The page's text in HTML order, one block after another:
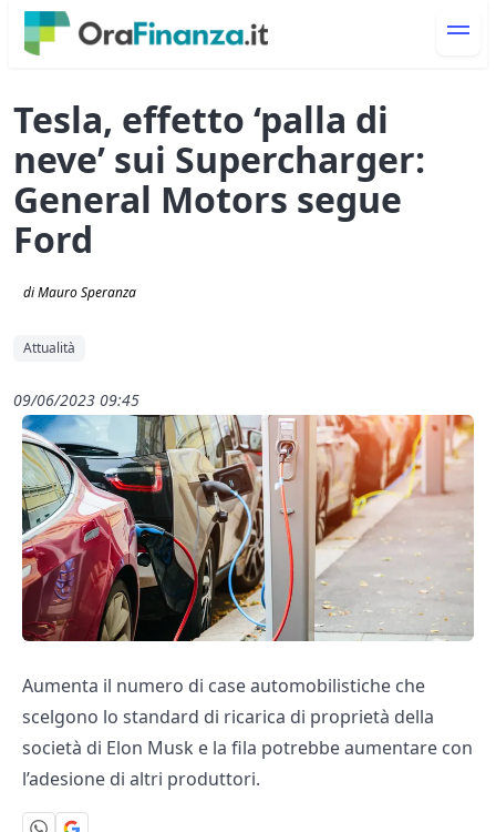
Tesla, effetto ‘palla di
neve’ sui Supercharger:
General Motors segue
Ford
di Mauro Speranza
Attualità
09/06/2023 09:45
Aumenta il numero di case automobilistiche che
scelgono lo standard di ricarica di proprietà della
società di Elon Musk e la fila potrebbe aumentare con
l’adesione di altri produttori.